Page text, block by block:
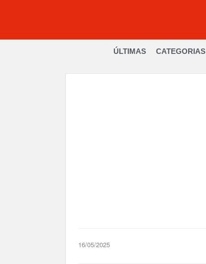
ÚLTIMAS CATEGORIAS
16/05/2025